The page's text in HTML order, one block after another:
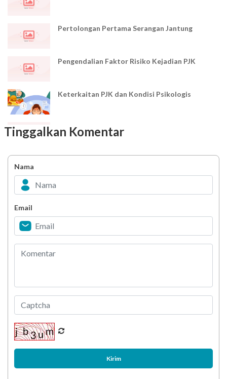
Pertolongan Pertama Serangan Jantung
Pengendalian Faktor Risiko Kejadian PJK
Keterkaitan PJK dan Kondisi Psikologis
Manifestasi Oral pada Pasien PJK
Pengaturan Makan pada PJK
Tinggalkan Komentar
Nama
Email
Kirim